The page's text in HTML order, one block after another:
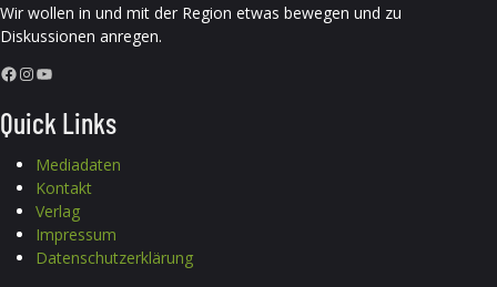
Wir wollen in und mit der Region etwas bewegen und zu
Diskussionen anregen.
Facebook InstagramYouTube
Quick Links
Mediadaten
Kontakt
Verlag
Impressum
Datenschutzerklärung